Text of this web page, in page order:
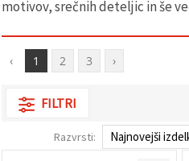
uporabniško
z vašim
soglasjem
analiziramo
promet in
ustreznejše
vsebine in
naših
motivov, srečnih deteljic in še
‹ 1 2 3 ›
FILTRI
Razvrsti: